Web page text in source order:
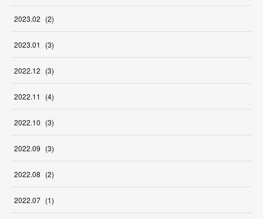
2023.02 (2)
2023.01 (3)
2022.12 (3)
2022.11 (4)
2022.10 (3)
2022.09 (3)
2022.08 (2)
2022.07 (1)